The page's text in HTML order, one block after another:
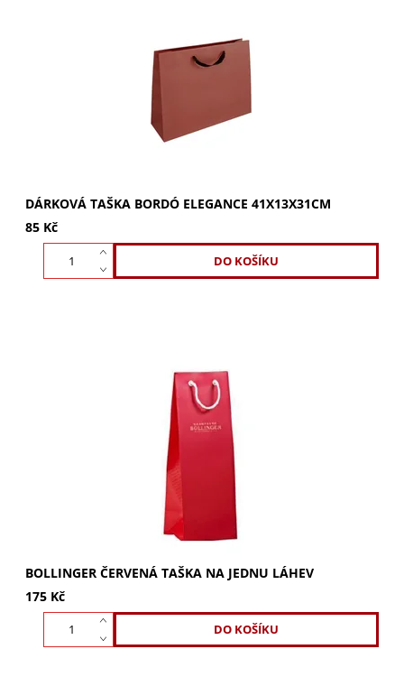
taška z pevného kraftového papíru s černým bavlněným
uchem. Ideální na větší dárky....
DÁRKOVÁ TAŠKA BORDÓ ELEGANCE 41X13X31CM
85 Kč
Stylová červená taška Bollinger pro jednu láhev. Perfektní
dárková taška na šampaňské. Ukažte styl a obdarujte své
blízké originálním způsobem....
BOLLINGER ČERVENÁ TAŠKA NA JEDNU LÁHEV
175 Kč